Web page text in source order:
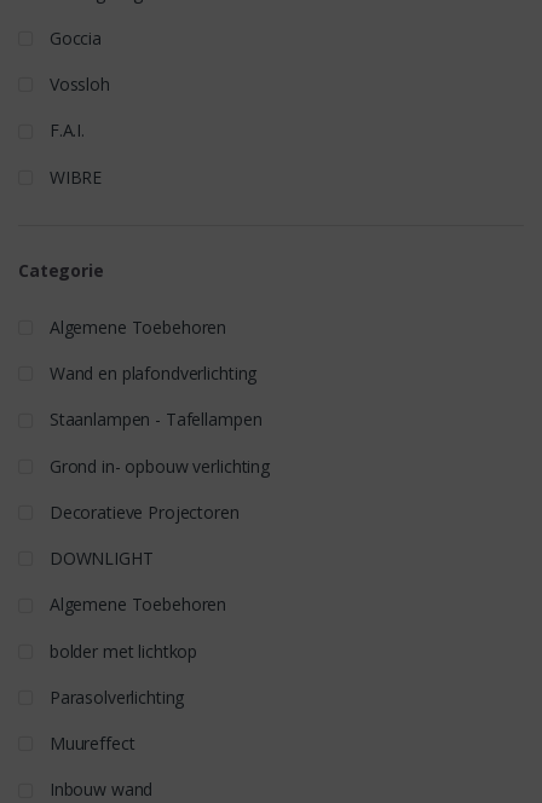
Goccia
Vossloh
F.A.I.
WIBRE
Categorie
Algemene Toebehoren
Wand en plafondverlichting
Staanlampen - Tafellampen
Grond in- opbouw verlichting
Decoratieve Projectoren
DOWNLIGHT
Algemene Toebehoren
bolder met lichtkop
Parasolverlichting
Muureffect
Inbouw wand